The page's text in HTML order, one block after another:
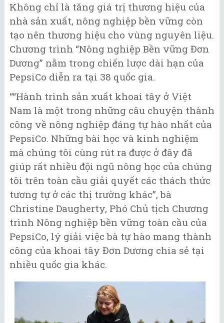
Không chỉ là tăng giá trị thương hiệu của
nhà sản xuất, nông nghiệp bền vững còn
tạo nên thương hiệu cho vùng nguyên liệu.
Chương trình “Nông nghiệp Bền vững Đơn
Dương” nằm trong chiến lược dài hạn của
PepsiCo diễn ra tại 38 quốc gia.
““Hành trình sản xuất khoai tây ở Việt
Nam là một trong những câu chuyện thành
công về nông nghiệp đáng tự hào nhất của
PepsiCo. Những bài học và kinh nghiệm
mà chúng tôi cùng rút ra được ở đây đã
giúp rất nhiều đội ngũ nông học của chúng
tôi trên toàn cầu giải quyết các thách thức
tương tự ở các thị trường khác”, bà
Christine Daugherty, Phó Chủ tịch Chương
trình Nông nghiệp bền vững toàn cầu của
PepsiCo, lý giải việc bà tự hào mang thành
công của khoai tây Đơn Dương chia sẻ tại
nhiều quốc gia khác.